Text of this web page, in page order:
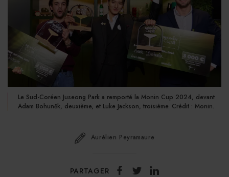
Le Sud-Coréen Juseong Park a remporté la Monin Cup 2024, devant
Adam Bohuněk, deuxième, et Luke Jackson, troisième. Crédit : Monin.
Aurélien Peyramaure
PARTAGER